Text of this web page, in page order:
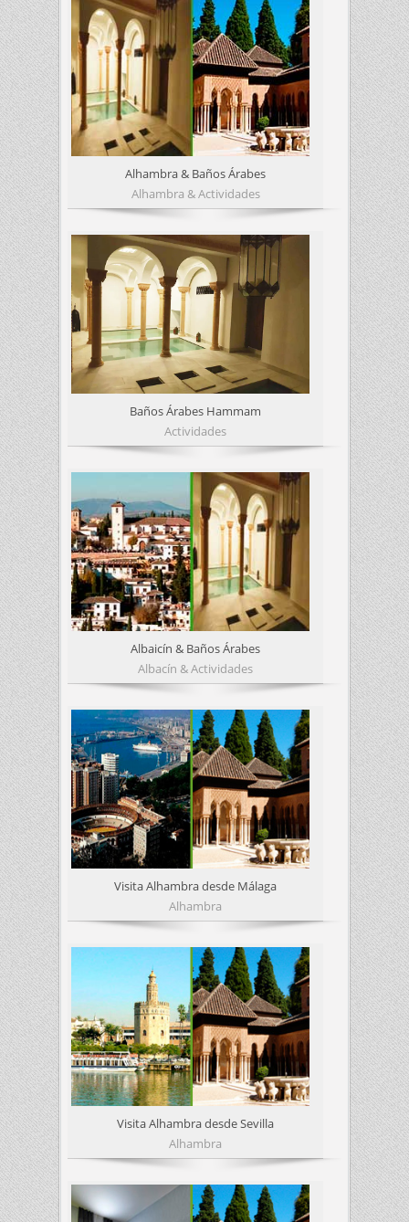
Alhambra & Baños Árabes
Alhambra & Actividades
Baños Árabes Hammam
Actividades
Albaicín & Baños Árabes
Albacín & Actividades
Visita Alhambra desde Málaga
Alhambra
Visita Alhambra desde Sevilla
Alhambra